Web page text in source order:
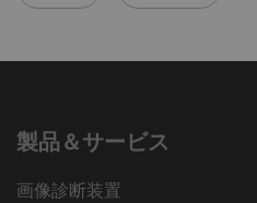
製品＆サービス
画像診断装置